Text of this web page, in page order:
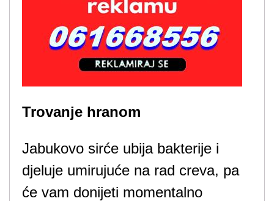
Trovanje hranom
Jabukovo sirće ubija bakterije i
djeluje umirujuće na rad creva, pa
će vam donijeti momentalno